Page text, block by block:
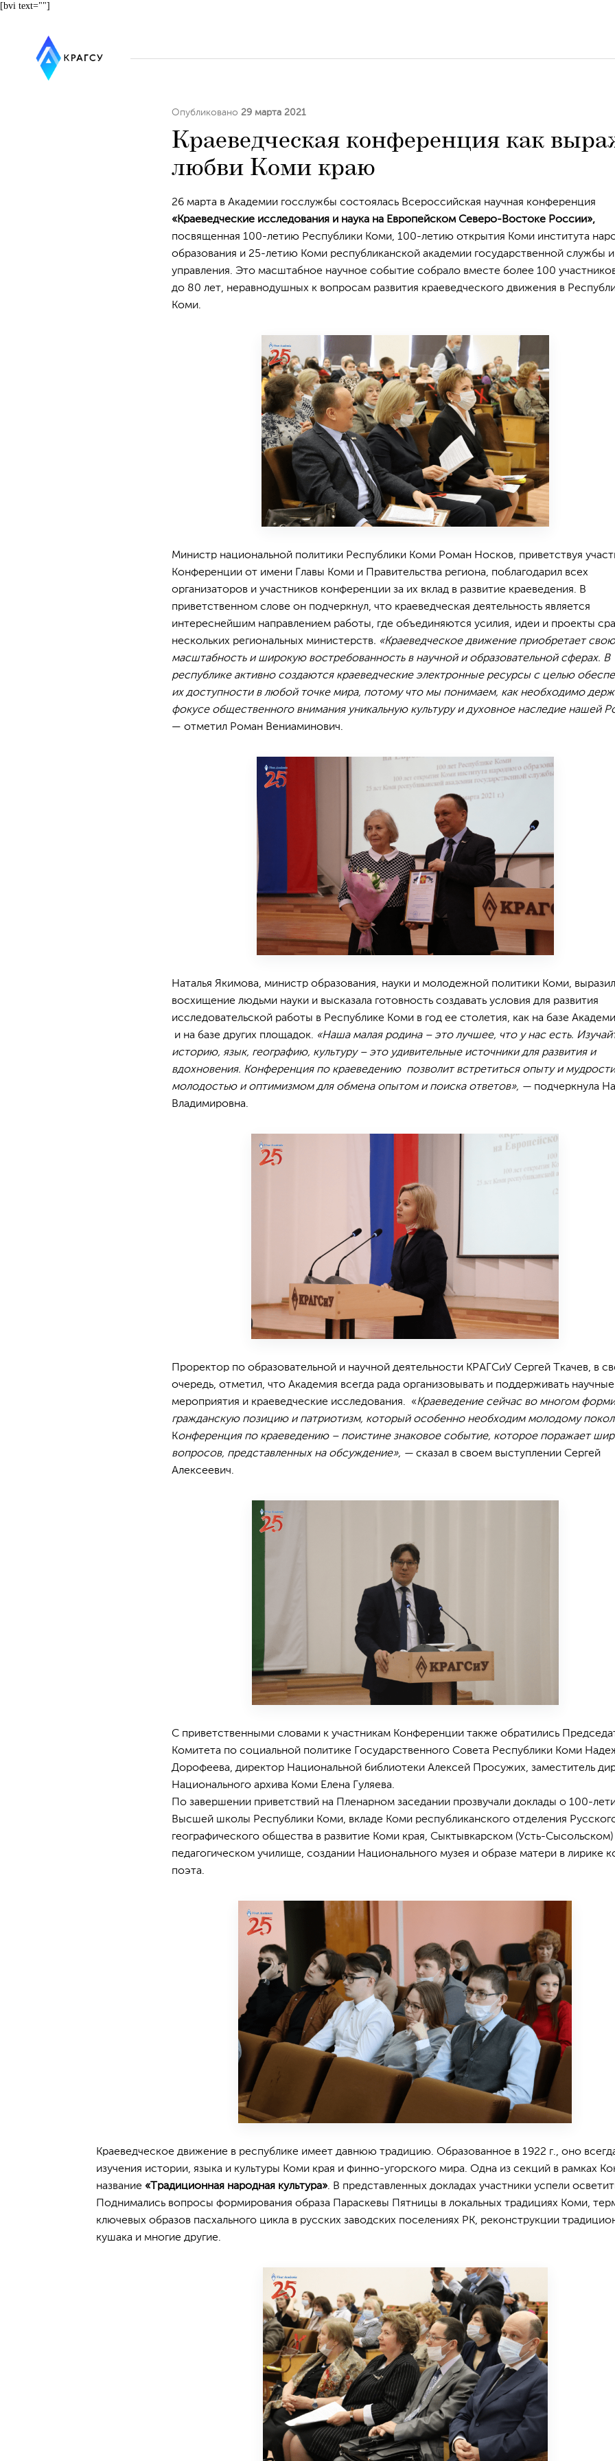
[bvi text=""]
Опубликовано 29 марта 2021
Краеведческая конференция как
любви Коми краю
26 марта в Академии госслужбы состоялась Всероссийская научная конференция
«Краеведческие исследования и наука на Европейском Северо-Востоке России»,
посвященная 100-летию Республики Коми, 100-летию открытия Коми института
образования и 25-летию Коми республиканской академии государственной службы и
управления. Это масштабное научное событие собрало вместе более 100
до 80 лет, неравнодушных к вопросам развития краеведческого движения в
Коми.
Министр национальной политики Республики Коми Роман Носков, приветствуя
Конференции от имени Главы Коми и Правительства региона, поблагодарил всех
организаторов и участников конференции за их вклад в развитие краеведения. В
приветственном слове он подчеркнул, что краеведческая деятельность является
интереснейшим направлением работы, где объединяются усилия, идеи и проекты
нескольких региональных министерств. «Краеведческое движение приобретает свою
масштабность и широкую востребованность в научной и образовательной сферах. В
республике активно создаются краеведческие электронные ресурсы с целью
их доступности в любой точке мира, потому что мы понимаем, как необходимо
фокусе общественного внимания уникальную культуру и духовное наследие нашей
— отметил Роман Вениаминович.
Наталья Якимова, министр образования, науки и молодежной политики Коми,
восхищение людьми науки и высказала готовность создавать условия для развития
исследовательской работы в Республике Коми в год ее столетия, как на базе
и на базе других площадок. «Наша малая родина – это лучшее, что у нас есть.
историю, язык, географию, культуру – это удивительные источники для развития и
вдохновения. Конференция по краеведению позволит встретиться опыту и
молодостью и оптимизмом для обмена опытом и поиска ответов», — подчеркнула
Владимировна.
Проректор по образовательной и научной деятельности КРАГСиУ Сергей Ткачев, в
очередь, отметил, что Академия всегда рада организовывать и поддерживать научные
мероприятия и краеведческие исследования. «Краеведение сейчас во многом
гражданскую позицию и патриотизм, который особенно необходим молодому
Конференция по краеведению – поистине знаковое событие, которое поражает
вопросов, представленных на обсуждение», — сказал в своем выступлении Сергей
Алексеевич.
С приветственными словами к участникам Конференции также обратились
Комитета по социальной политике Государственного Совета Республики Коми
Дорофеева, директор Национальной библиотеки Алексей Просужих, заместитель
Национального архива Коми Елена Гуляева.
По завершении приветствий на Пленарном заседании прозвучали доклады о 100-
Высшей школы Республики Коми, вкладе Коми республиканского отделения
географического общества в развитие Коми края, Сыктывкарском (Усть-Сысольском)
педагогическом училище, создании Национального музея и образе матери в лирике
поэта.
Краеведческое движение в республике имеет давнюю традицию. Образованное в 1922 г., оно
изучения истории, языка и культуры Коми края и финно-угорского мира. Одна из секций в рамках
название «Традиционная народная культура». В представленных докладах участники успели
Поднимались вопросы формирования образа Параскевы Пятницы в локальных традициях Коми,
ключевых образов пасхального цикла в русских заводских поселениях РК, реконструкции
кушака и многие другие.